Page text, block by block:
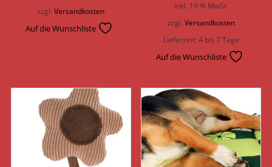
zzgl.Versandkosten
Auf die Wunschliste
inkl. 19 % MwSt.
zzgl. Versandkosten
Lieferzeit:4 bis 7 Tage
Auf die Wunschliste